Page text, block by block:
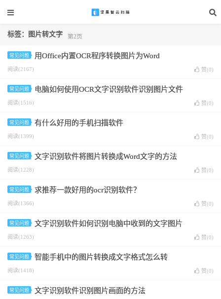
标签：图片转文字 第2页
常见问题 用Office内置OCR程序转换图片为Word
阅读(2167) 赞(0)
常见问题 电脑如何使用OCR文字识别软件识别图片文件
阅读(1516) 赞(0)
常见问题 有什么好用的手机扫描软件
阅读(1399) 赞(0)
常见问题 文字识别软件将图片转换成Word文字的方法
阅读(1228) 赞(0)
常见问题 求推荐一款好用的ocr识别软件？
阅读(1366) 赞(0)
常见问题 文字识别软件如何识别电脑中收到的文字图片
阅读(1263) 赞(0)
常见问题 智能手机中的图片转换成文字格式怎么转
阅读(1418) 赞(0)
常见问题 文字识别软件识别图片画面的方法